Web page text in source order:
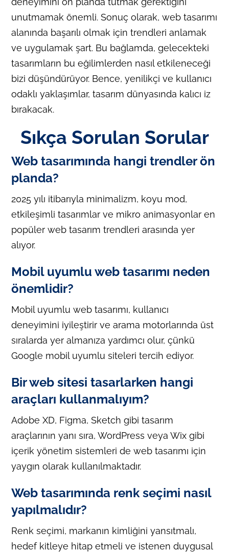
unutmamak önemli. Sonuç olarak, web tasarımı
alanında başarılı olmak için trendleri anlamak
ve uygulamak şart. Bu bağlamda, gelecekteki
tasarımların bu eğilimlerden nasıl etkileneceği
bizi düşündürüyor. Bence, yenilikçi ve kullanıcı
odaklı yaklaşımlar, tasarım dünyasında kalıcı iz
bırakacak.
Sıkça Sorulan Sorular
Web tasarımında hangi trendler ön
planda?
2025 yılı itibarıyla minimalizm, koyu mod,
etkileşimli tasarımlar ve mikro animasyonlar en
popüler web tasarım trendleri arasında yer
alıyor.
Mobil uyumlu web tasarımı neden
önemlidir?
Mobil uyumlu web tasarımı, kullanıcı
deneyimini iyileştirir ve arama motorlarında üst
sıralarda yer almanıza yardımcı olur, çünkü
Google mobil uyumlu siteleri tercih ediyor.
Bir web sitesi tasarlarken hangi
araçları kullanmalıyım?
Adobe XD, Figma, Sketch gibi tasarım
araçlarının yanı sıra, WordPress veya Wix gibi
içerik yönetim sistemleri de web tasarımı için
yaygın olarak kullanılmaktadır.
Web tasarımında renk seçimi nasıl
yapılmalıdır?
Renk seçimi, markanın kimliğini yansıtmalı,
hedef kitleye hitap etmeli ve istenen duygusal